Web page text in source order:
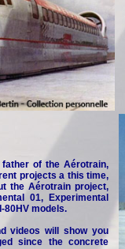
of the Aérotrain,
projects a this time,
the Aérotrain project,
01, Experimental
80HV models.
videos will show you
since the concrete